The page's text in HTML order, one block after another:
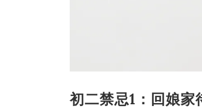
初二禁忌1：回娘家